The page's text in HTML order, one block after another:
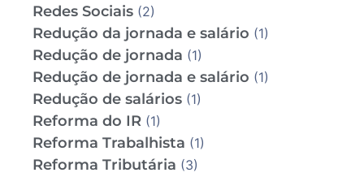
Redes Sociais (2)
Redução da jornada e salário (1)
Redução de jornada (1)
Redução de jornada e salário (1)
Redução de salários (1)
Reforma do IR (1)
Reforma Trabalhista (1)
Reforma Tributária (3)